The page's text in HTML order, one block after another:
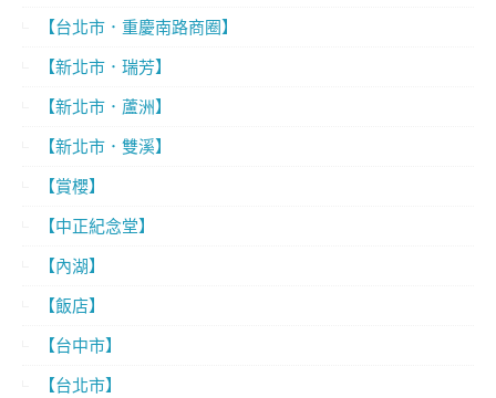
【台北市．重慶南路商圈】
【新北市．瑞芳】
【新北市．蘆洲】
【新北市．雙溪】
【賞櫻】
【中正紀念堂】
【內湖】
【飯店】
【台中市】
【台北市】